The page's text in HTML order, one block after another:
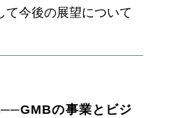
て今後の展望について
の事業とビジ